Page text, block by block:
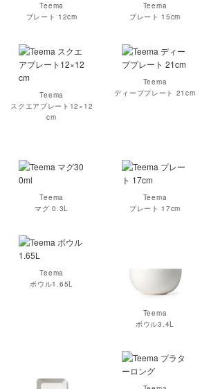
Teema
プレート 12cm
Teema
プレート 15cm
Teema
スクエアプレート12×12
cm
Teema
ディーププレート 21cm
Teema
マグ 0.3L
Teema
プレート 17cm
Teema
ボウル1.65L
Teema
ボウル3.4L